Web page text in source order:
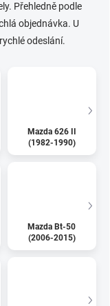
Přehledně podle
objednávka. U
odeslání.
Mazda 626 II
(1982-1990)
Mazda Bt-50
(2006-2015)